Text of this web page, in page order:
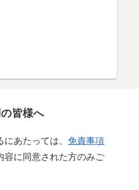
皆様へ
あたっては、 免責事項
容に同意された方のみご